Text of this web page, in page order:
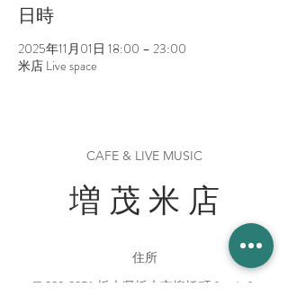
日時
2025年11月01日 18:00 – 23:00
米店 Live space
CAFE & LIVE MUSIC
増 茂 米 店
住所
〒328-0051 栃木県栃木市柳橋町２−１３